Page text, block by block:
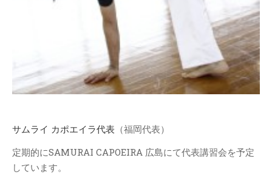
オフィシャルHP
Top
サムライ カポエイラ代表 （福岡代表）
定期的にSAMURAI CAPOEIRA 広島にて代表講習会を予定
しています。